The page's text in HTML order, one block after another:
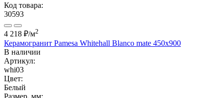
Код товара:
30593
4 218 ₽/м2
Керамогранит Pamesa Whitehall Blanco mate 450x900
В наличии
Артикул:
whi03
Цвет:
Белый
Размер, мм: